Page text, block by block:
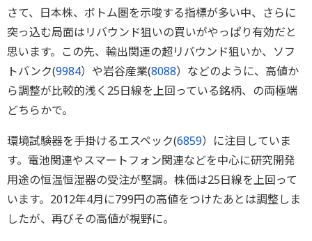
さて、日本株、ボトム圏を示唆する指標が多い中、さらに
突っ込む局面はリバウンド狙いの買いがやっぱり有効だと
思います。この先、輸出関連の超リバウンド狙いか、ソフ
トバンク(9984）や岩谷産業(8088）などのように、高値か
ら調整が比較的浅く25日線を上回っている銘柄、の両極端
どちらかで。
環境試験器を手掛けるエスペック(6859）に注目していま
す。電池関連やスマートフォン関連などを中心に研究開発
用途の恒温恒湿器の受注が堅調。株価は25日線を上回って
います。2012年4月に799円の高値をつけたあとは調整しま
したが、再びその高値が視野に。